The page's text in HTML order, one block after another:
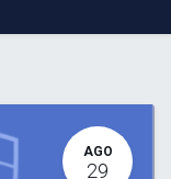
AGO
29